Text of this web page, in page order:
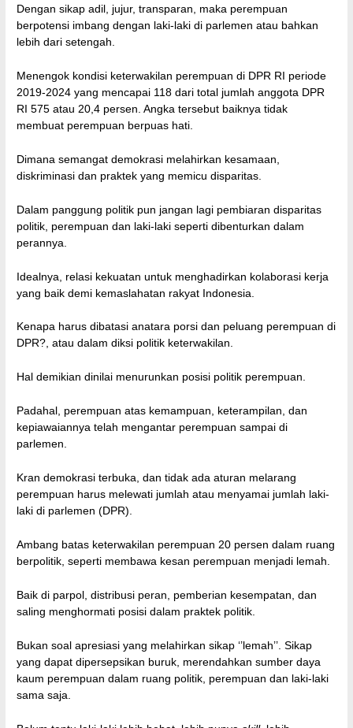
Dengan sikap adil, jujur, transparan, maka perempuan
berpotensi imbang dengan laki-laki di parlemen atau bahkan
lebih dari setengah.
Menengok kondisi keterwakilan perempuan di DPR RI periode
2019-2024 yang mencapai 118 dari total jumlah anggota DPR
RI 575 atau 20,4 persen. Angka tersebut baiknya tidak
membuat perempuan berpuas hati.
Dimana semangat demokrasi melahirkan kesamaan,
diskriminasi dan praktek yang memicu disparitas.
Dalam panggung politik pun jangan lagi pembiaran disparitas
politik, perempuan dan laki-laki seperti dibenturkan dalam
perannya.
Idealnya, relasi kekuatan untuk menghadirkan kolaborasi kerja
yang baik demi kemaslahatan rakyat Indonesia.
Kenapa harus dibatasi anatara porsi dan peluang perempuan di
DPR?, atau dalam diksi politik keterwakilan.
Hal demikian dinilai menurunkan posisi politik perempuan.
Padahal, perempuan atas kemampuan, keterampilan, dan
kepiawaiannya telah mengantar perempuan sampai di
parlemen.
Kran demokrasi terbuka, dan tidak ada aturan melarang
perempuan harus melewati jumlah atau menyamai jumlah laki-
laki di parlemen (DPR).
Ambang batas keterwakilan perempuan 20 persen dalam ruang
berpolitik, seperti membawa kesan perempuan menjadi lemah.
Baik di parpol, distribusi peran, pemberian kesempatan, dan
saling menghormati posisi dalam praktek politik.
Bukan soal apresiasi yang melahirkan sikap ‘’lemah’’. Sikap
yang dapat dipersepsikan buruk, merendahkan sumber daya
kaum perempuan dalam ruang politik, perempuan dan laki-laki
sama saja.